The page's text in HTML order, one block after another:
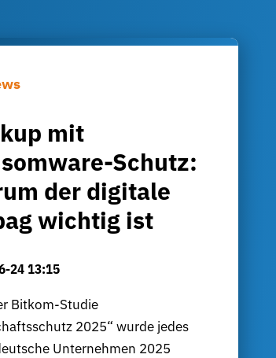
mit
Schutz:
der digitale
wichtig ist
24 13:15
Bitkom-Studie
2025“ wurde jedes
Unternehmen 2025